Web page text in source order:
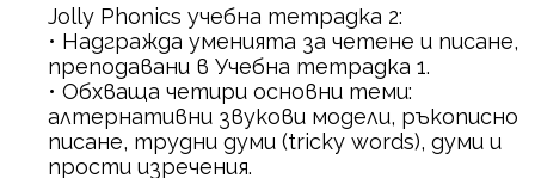
Jolly Phonics учебна тетрадка 2:
• Надгражда уменията за четене и писане,
преподавани в Учебна тетрадка 1.
• Обхваща четири основни теми:
алтернативни звукови модели, ръкописно
писане, трудни думи (tricky words), думи и
прости изречения.